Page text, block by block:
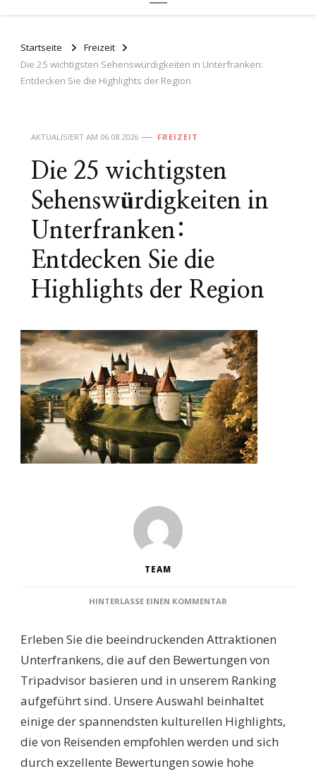
Startseite
Freizeit
Die 25 wichtigsten Sehenswürdigkeiten in Unterfranken:
Entdecken Sie die Highlights der Region
AKTUALISIERT AM 06.08.2026 FREIZEIT
Die 25 wichtigsten
Sehenswürdigkeiten in
Unterfranken:
Entdecken Sie die
Highlights der Region
TEAM
HINTERLASSE EINEN KOMMENTAR
WICHTIGSTEN
IN
UNTERFRANKEN:
SIE
DIE
DER
REGION
Erleben Sie die beeindruckenden Attraktionen
Unterfrankens, die auf den Bewertungen von
Tripadvisor basieren und in unserem Ranking
aufgeführt sind. Unsere Auswahl beinhaltet
einige der spannendsten kulturellen Highlights,
die von Reisenden empfohlen werden und sich
durch exzellente Bewertungen sowie hohe